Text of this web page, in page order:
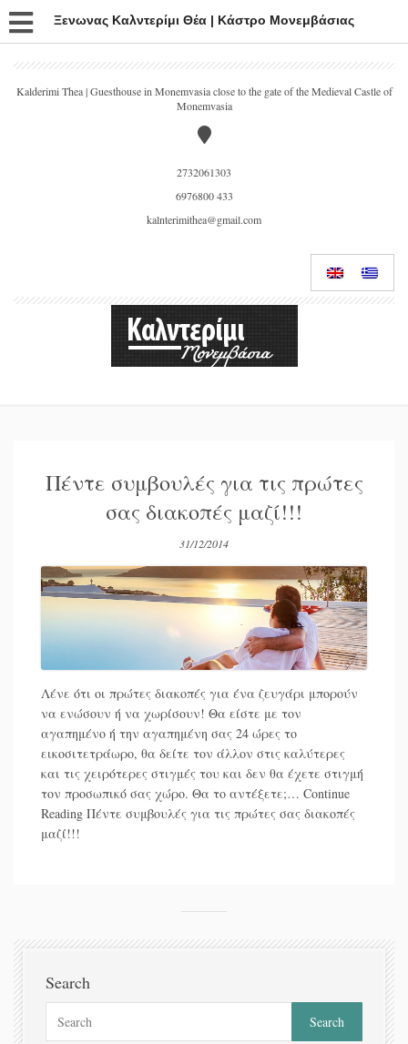
Ξενωνας Καλντερίμι Θέα | Κάστρο Μονεμβάσιας
Kalderimi Thea | Guesthouse in Monemvasia close to the gate of the Medieval Castle of
Monemvasia
2732061303
6976800 433
kalnterimithea@gmail.com
Πέντε συμβουλές για τις πρώτες
σας διακοπές μαζί!!!
31/12/2014
Λένε ότι οι πρώτες διακοπές για ένα ζευγάρι μπορούν
να ενώσουν ή να χωρίσουν! Θα είστε με τον
αγαπημένο ή την αγαπημένη σας 24 ώρες το
εικοσιτετράωρο, θα δείτε τον άλλον στις καλύτερες
και τις χειρότερες στιγμές του και δεν θα έχετε στιγμή
τον προσωπικό σας χώρο. Θα το αντέξετε;… Continue
Reading Πέντε συμβουλές για τις πρώτες σας διακοπές
μαζί!!!
Search